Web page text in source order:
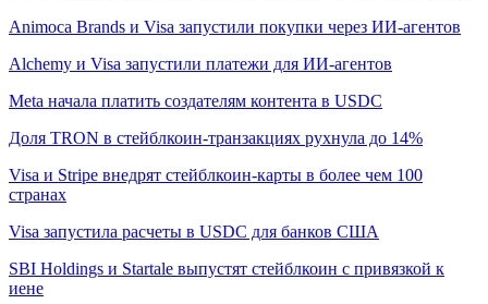
Animoca Brands и Visa запустили покупки через ИИ-агентов
Alchemy и Visa запустили платежи для ИИ-агентов
Meta начала платить создателям контента в USDC
Доля TRON в стейблкоин-транзакциях рухнула до 14%
Visa и Stripe внедрят стейблкоин-карты в более чем 100
странах
Visa запустила расчеты в USDC для банков США
SBI Holdings и Startale выпустят стейблкоин с привязкой к
иене